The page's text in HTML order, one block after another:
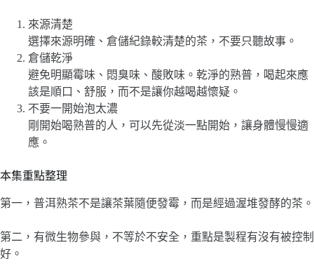
來源清楚
選擇來源明確、倉儲紀錄較清楚的茶，不要只聽故事。
倉儲乾淨
避免明顯霉味、悶臭味、酸敗味。乾淨的熟普，喝起來應
該是順口、舒服，而不是讓你越喝越懷疑。
不要一開始泡太濃
剛開始喝熟普的人，可以先從淡一點開始，讓身體慢慢適
應。
本集重點整理
第一，普洱熟茶不是讓茶葉隨便發霉，而是經過渥堆發酵的茶。
第二，有微生物參與，不等於不安全，重點是製程有沒有被控制
好。